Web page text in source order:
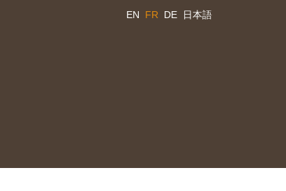
EN FR DE 日本語